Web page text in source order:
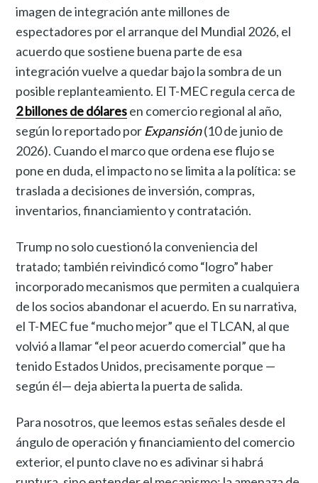
imagen de integración ante millones de
espectadores por el arranque del Mundial 2026, el
acuerdo que sostiene buena parte de esa
integración vuelve a quedar bajo la sombra de un
posible replanteamiento. El T-MEC regula cerca de
2 billones de dólaresen comercio regional al año,
según lo reportado por Expansión(10 de junio de
2026). Cuando el marco que ordena ese flujo se
pone en duda, el impacto no se limita a la política: se
traslada a decisiones de inversión, compras,
inventarios, financiamiento y contratación.
Trump no solo cuestionó la conveniencia del
tratado; también reivindicó como “logro” haber
incorporado mecanismos que permiten a cualquiera
de los socios abandonar el acuerdo. En su narrativa,
el T-MEC fue “mucho mejor” que el TLCAN, al que
volvió a llamar “el peor acuerdo comercial” que ha
tenido Estados Unidos, precisamente porque —
según él— deja abierta la puerta de salida.
Para nosotros, que leemos estas señales desde el
ángulo de operación y financiamiento del comercio
exterior, el punto clave no es adivinar si habrá